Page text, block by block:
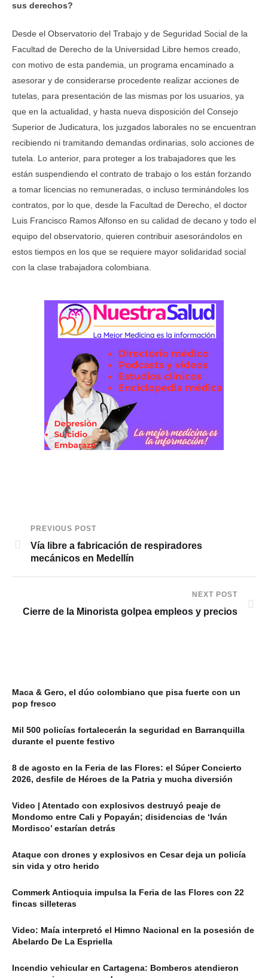
sus derechos?
Desde el Observatorio del Trabajo y de Seguridad Social de la
Facultad de Derecho de la Universidad Libre hemos creado,
con motivo de esta pandemia, un programa encaminado a
asesorar y de considerarse procedente realizar acciones de
tutelas, para presentación de las mismas por los usuarios, ya
que en la actualidad, y hasta nueva disposición del Consejo
Superior de Judicatura, los juzgados laborales no se encuentran
recibiendo ni tramitando demandas ordinarias, solo acciones de
tutela. Lo anterior, para proteger a los trabajadores que les
están suspendiendo el contrato de trabajo o los están forzando
a tomar licencias no remuneradas, o incluso terminándoles los
contratos, por lo que, desde la Facultad de Derecho, el doctor
Luis Francisco Ramos Alfonso en su calidad de decano y todo el
equipo del observatorio, quieren contribuir asesorándolos en
estos tiempos en los que se requiere mayor solidaridad social
con la clase trabajadora colombiana.
PREVIOUS POST
Vía libre a fabricación de respiradores
mecánicos en Medellín
NEXT POST
Cierre de la Minorista golpea empleos y precios
Maca & Gero, el dúo colombiano que pisa fuerte con un
pop fresco
Mil 500 policías fortalecerán la seguridad en Barranquilla
durante el puente festivo
8 de agosto en la Feria de las Flores: el Súper Concierto
2026, desfile de Héroes de la Patria y mucha diversión
Video | Atentado con explosivos destruyó peaje de
Mondomo entre Cali y Popayán; disidencias de ‘Iván
Mordisco’ estarían detrás
Ataque con drones y explosivos en Cesar deja un policía
sin vida y otro herido
Commerk Antioquia impulsa la Feria de las Flores con 22
fincas silleteras
Video: Maía interpretó el Himno Nacional en la posesión de
Abelardo De La Espriella
Incendio vehicular en Cartagena: Bomberos atendieron